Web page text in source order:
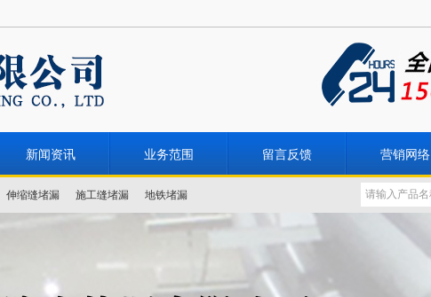
新闻资讯 业务范围 留言反馈 营销网络
伸缩缝堵漏 施工缝堵漏 地铁堵漏